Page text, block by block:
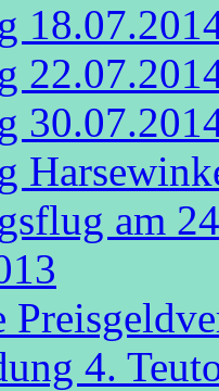
am
4.